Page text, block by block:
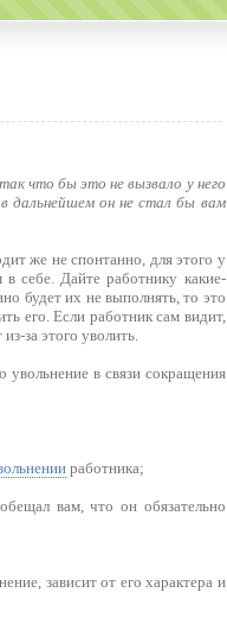
что бы это не вызвало у него
дальнейшем он не стал бы вам
же не спонтанно, для этого у
себе. Дайте работнику какие-
будет их не выполнять, то это
его. Если работник сам видит,
за этого уволить.
в связи сокращения
работника;
вам, что он обязательно
зависит от его характера и